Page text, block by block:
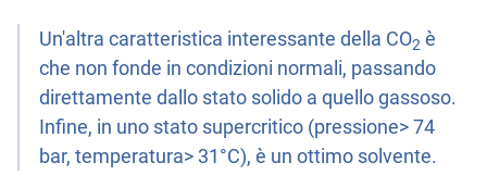
Un'altra caratteristica interessante della CO2 è
che non fonde in condizioni normali, passando
direttamente dallo stato solido a quello gassoso.
Infine, in uno stato supercritico (pressione> 74
bar, temperatura> 31°C), è un ottimo solvente.